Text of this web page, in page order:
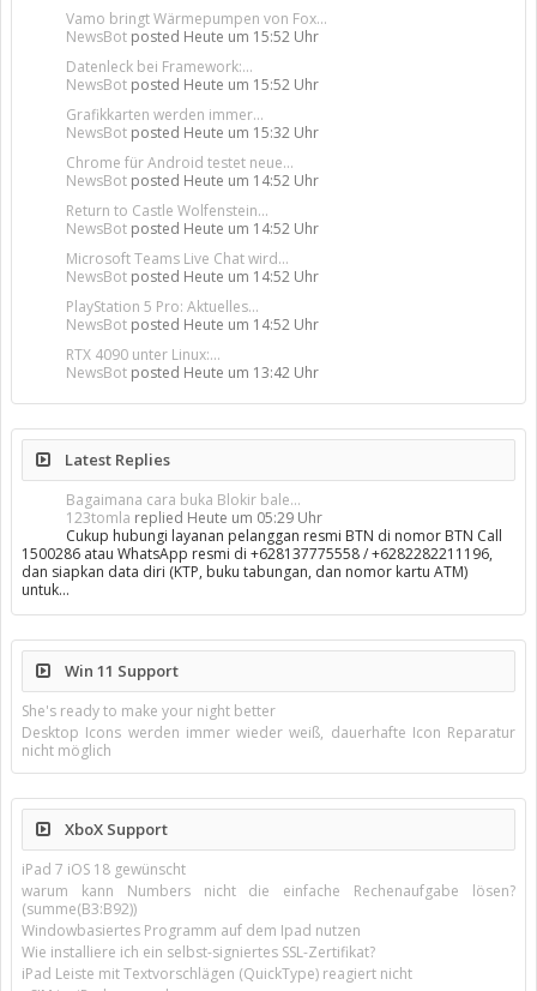
Vamo bringt Wärmepumpen von Fox...
NewsBot posted Heute um 15:52 Uhr
Datenleck bei Framework:...
NewsBot posted Heute um 15:52 Uhr
Grafikkarten werden immer...
NewsBot posted Heute um 15:32 Uhr
Chrome für Android testet neue...
NewsBot posted Heute um 14:52 Uhr
Return to Castle Wolfenstein...
NewsBot posted Heute um 14:52 Uhr
Microsoft Teams Live Chat wird...
NewsBot posted Heute um 14:52 Uhr
PlayStation 5 Pro: Aktuelles...
NewsBot posted Heute um 14:52 Uhr
RTX 4090 unter Linux:...
NewsBot posted Heute um 13:42 Uhr
Latest Replies
Bagaimana cara buka Blokir bale...
123tomla replied Heute um 05:29 Uhr
Cukup hubungi layanan pelanggan resmi BTN di nomor BTN Call
1500286 atau WhatsApp resmi di +628137775558 / +6282282211196,
dan siapkan data diri (KTP, buku tabungan, dan nomor kartu ATM)
untuk…
Win 11 Support
She's ready to make your night better
Desktop Icons werden immer wieder weiß, dauerhafte Icon Reparatur
nicht möglich
XboX Support
iPad 7 iOS 18 gewünscht
warum kann Numbers nicht die einfache Rechenaufgabe lösen?
(summe(B3:B92))
Windowbasiertes Programm auf dem Ipad nutzen
Wie installiere ich ein selbst-signiertes SSL-Zertifikat?
iPad Leiste mit Textvorschlägen (QuickType) reagiert nicht